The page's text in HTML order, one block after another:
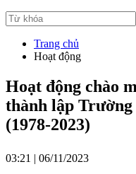
Trang chủ
Hoạt động
Hoạt động chào
thành lập
(1978-2023)
03:21 | 06/11/2023